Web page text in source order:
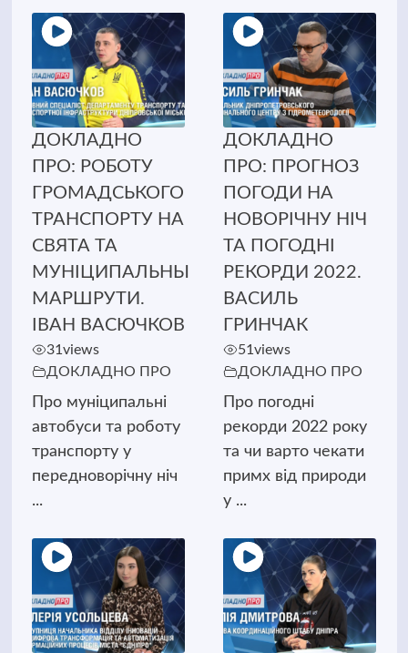
ДОКЛАДНО
ПРО: РОБОТУ
ГРОМАДСЬКОГО
ТРАНСПОРТУ НА
СВЯТА ТА
МУНІЦИПАЛЬНЫ
МАРШРУТИ.
ІВАН ВАСЮЧКОВ
31 views
ДОКЛАДНО ПРО
Про муніципальні
автобуси та роботу
транспорту у
передноворічну ніч
...
ДОКЛАДНО
ПРО: ПРОГНОЗ
ПОГОДИ НА
НОВОРІЧНУ НІЧ
ТА ПОГОДНІ
РЕКОРДИ 2022.
ВАСИЛЬ
ГРИНЧАК
51 views
ДОКЛАДНО ПРО
Про погодні
рекорди 2022 року
та чи варто чекати
примх від природи
у ...